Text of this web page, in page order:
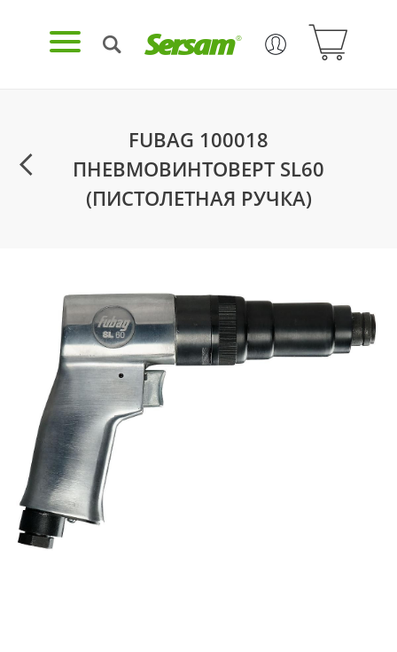
FUBAG 100018
ПНЕВМОВИНТОВЕРТ SL60
(ПИСТОЛЕТНАЯ РУЧКА)